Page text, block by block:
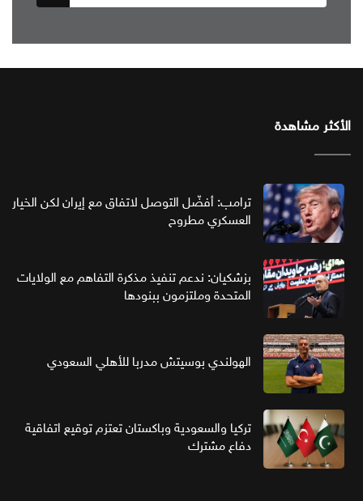
الأكثر مشاهدة
ترامب: أفضّل التوصل لاتفاق مع إيران لكن الخيار
العسكري مطروح
بزشكيان: ندعم تنفيذ مذكرة التفاهم مع الولايات
المتحدة وملتزمون ببنودها
الهولندي بوسيتش مدربا للأهلي السعودي
تركيا والسعودية وباكستان تعتزم توقيع اتفاقية
دفاع مشترك